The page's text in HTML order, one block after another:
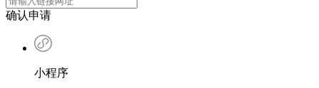
确认申请
小程序